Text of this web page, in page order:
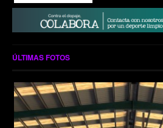
ÚLTIMAS FOTOS